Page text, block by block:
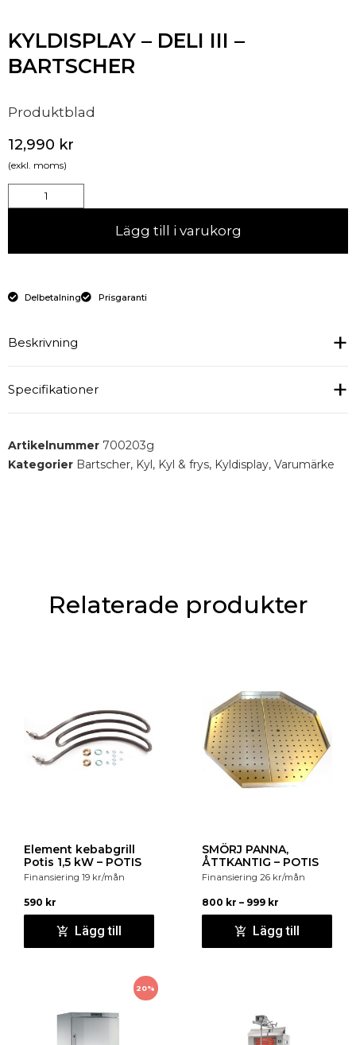
KYLDISPLAY – DELI III –
BARTSCHER
Produktblad
12,990 kr
(exkl. moms)
Lägg till i varukorg
Delbetalning Prisgaranti
Beskrivning
Produktblad
Specifikationer
Frontskiva : Rundad, inramad
Bredd mellanhylla upptill : 810 mm
Djup kontaktyta : 476 mm
Mellanplan justerbara i höjd : Ja
Temperaturområde : Från 2 °C till 12 °C
Temperaturreglering : Digital
Kylning : Cirkulationsluft med 2 fläktar
Material : Plast, glas
Anslutningsvärden : 0,16 kW, 230 V, 50 Hz
Dimensioner : 885x580x690 mm
Servicegaranti : 24 månader
Artikelnummer 700203g
Kategorier Bartscher, Kyl, Kyl & frys, Kyldisplay, Varumärke
Relaterade produkter
Element kebabgrill
Potis 1,5 kW – POTIS
Finansiering 19 kr/mån
590 kr
Lägg till
SMÖRJ PANNA,
ÅTTKANTIG – POTIS
Finansiering 26 kr/mån
800 kr – 999 kr
Lägg till
20%